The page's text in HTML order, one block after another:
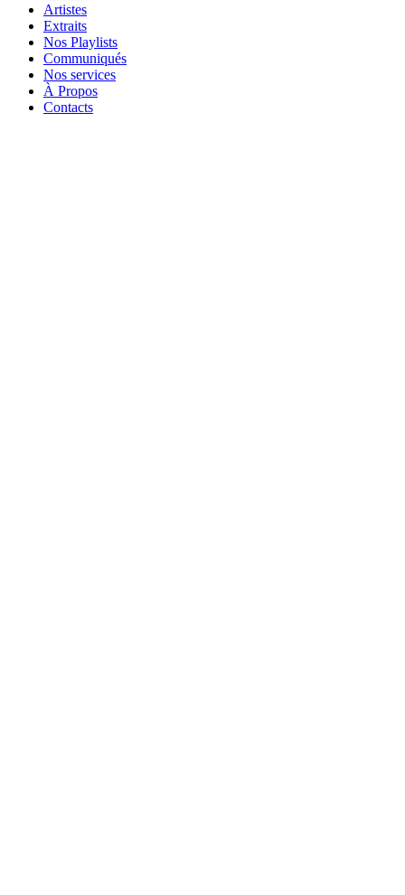
Artistes
Extraits
Nos Playlists
Communiqués
Nos services
À Propos
Contacts